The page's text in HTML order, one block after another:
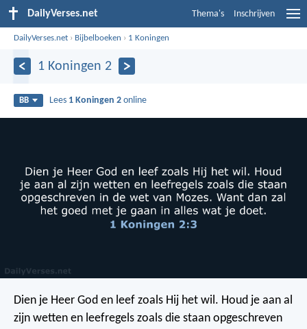
DailyVerses.net Thema's Inschrijven
DailyVerses.net › Bijbelboeken › 1 Koningen
1 Koningen 2
BB Lees 1 Koningen 2 online
Dien je Heer God en leef zoals Hij het wil. Houd je aan al
zijn wetten en leefregels zoals die staan opgeschreven